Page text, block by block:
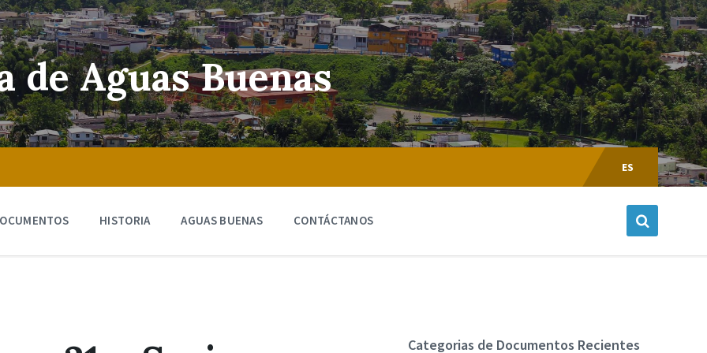
de Aguas Buenas
Escoger
Lenguaje:
ES
HISTORIA AGUAS BUENAS CONTÁCTANOS
Categorias de Documentos Recientes